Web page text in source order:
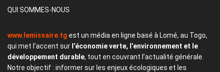
QUI SOMMES-NOUS
www.lemissaire.tg est un média en ligne basé à Lomé, au Togo,
qui met l’accent sur l’économie verte, l’environnement et le
développement durable, tout en couvrant l’actualité générale.
Notre objectif : informer sur les enjeux écologiques et les